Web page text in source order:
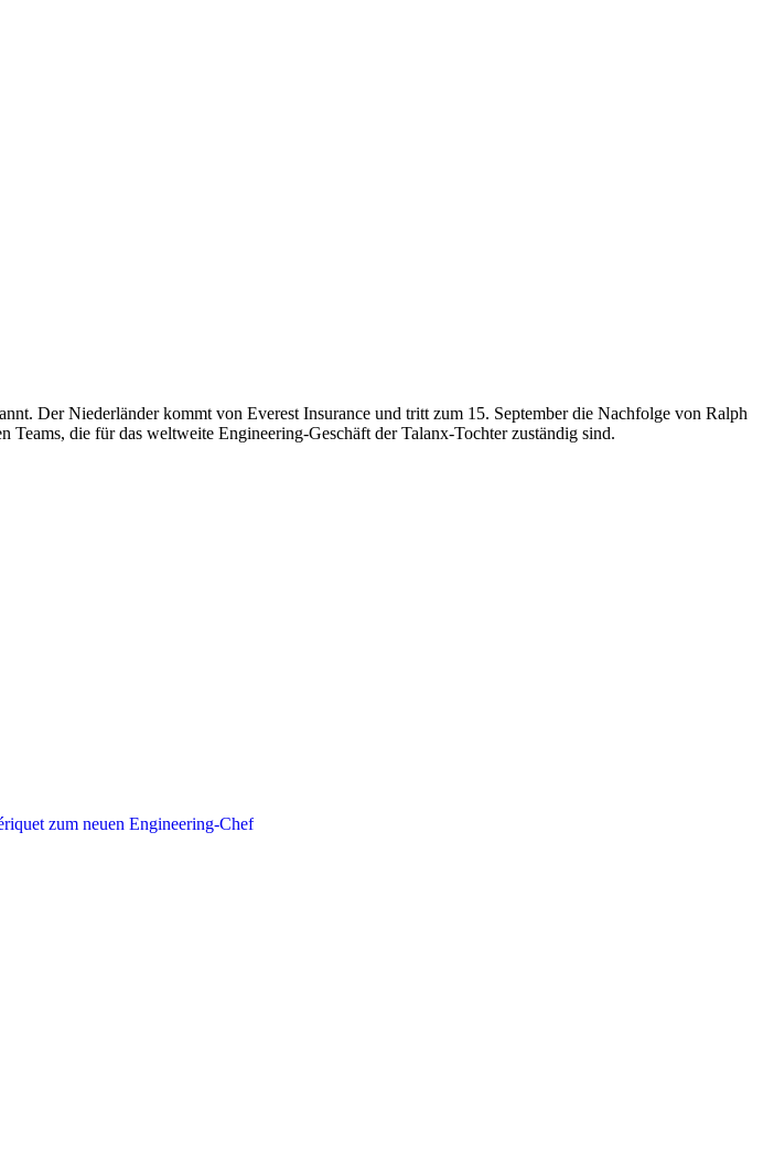
Der Niederländer kommt von Everest Insurance und tritt zum 15. September die Nachfolge von Ralph
die für das weltweite Engineering-Geschäft der Talanx-Tochter zuständig sind.